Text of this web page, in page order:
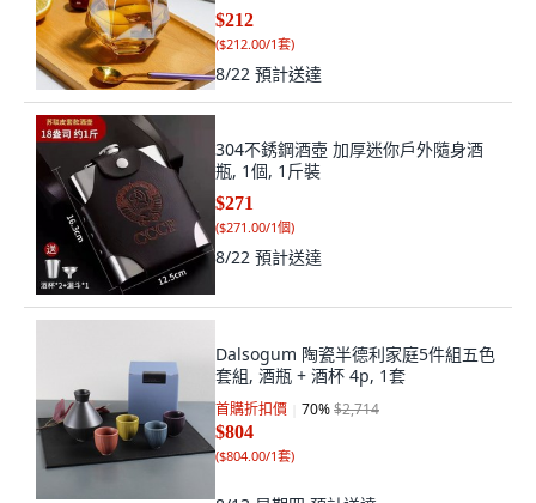
$212
($212.00/1套)
8/22 預計送達
304不銹鋼酒壺 加厚迷你戶外隨身酒
瓶, 1個, 1斤裝
$271
($271.00/1個)
8/22 預計送達
Dalsogum 陶瓷半德利家庭5件組五色
套組, 酒瓶 + 酒杯 4p, 1套
首購折扣價 70%$2,714
$804
($804.00/1套)